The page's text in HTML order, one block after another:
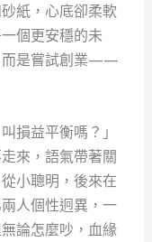
紙，心底卻柔軟
個更安穩的未
而是嘗試創業——
損益平衡嗎？」
來，語氣帶著關
小聰明，後來在
人個性迥異，一
論怎麼吵，血緣